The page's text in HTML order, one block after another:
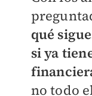
qué
si ya
no todo